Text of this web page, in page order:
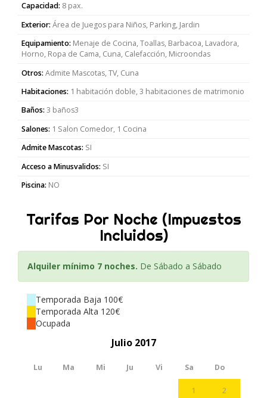
Capacidad: 8 pax.
Exterior:Área de Juegos para Niños, Parking, Jardin
Equipamiento: Menaje de Cocina, Toallas, Barbacoa, Lavadora,
Horno, Ropa de Cama, Cuna, Calefacción, Microondas
Otros:Admite Mascotas, TV, Cuna
Habitaciones: 1 habitación doble, 3 habitaciones de matrimonio
Baños:3 baños3
Salones: 1 Salon Comedor, 1 Cocina
Admite Mascotas: SI
Acceso a Minusvalidos: SI
Piscina: NO
Tarifas Por Noche (Impuestos
Incluidos)
Alquiler mínimo 7 noches. De Sábado a Sábado
Temporada Baja 100€
Temporada Alta 120€
Ocupada
Julio 2017
Lu Ma Mi Ju Vi Sa Do
1 2